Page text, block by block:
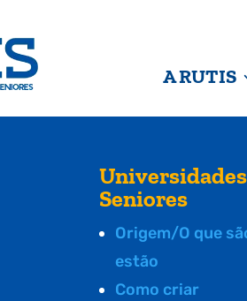
A RUTIS
Universidades
Seniores
Origem/O que
estão
Como criar